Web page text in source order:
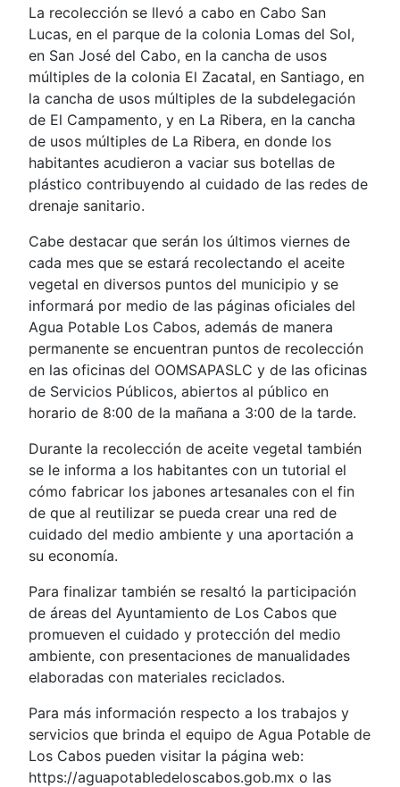
La recolección se llevó a cabo en Cabo San
Lucas, en el parque de la colonia Lomas del Sol,
en San José del Cabo, en la cancha de usos
múltiples de la colonia El Zacatal, en Santiago, en
la cancha de usos múltiples de la subdelegación
de El Campamento, y en La Ribera, en la cancha
de usos múltiples de La Ribera, en donde los
habitantes acudieron a vaciar sus botellas de
plástico contribuyendo al cuidado de las redes de
drenaje sanitario.
Cabe destacar que serán los últimos viernes de
cada mes que se estará recolectando el aceite
vegetal en diversos puntos del municipio y se
informará por medio de las páginas oficiales del
Agua Potable Los Cabos, además de manera
permanente se encuentran puntos de recolección
en las oficinas del OOMSAPASLC y de las oficinas
de Servicios Públicos, abiertos al público en
horario de 8:00 de la mañana a 3:00 de la tarde.
Durante la recolección de aceite vegetal también
se le informa a los habitantes con un tutorial el
cómo fabricar los jabones artesanales con el fin
de que al reutilizar se pueda crear una red de
cuidado del medio ambiente y una aportación a
su economía.
Para finalizar también se resaltó la participación
de áreas del Ayuntamiento de Los Cabos que
promueven el cuidado y protección del medio
ambiente, con presentaciones de manualidades
elaboradas con materiales reciclados.
Para más información respecto a los trabajos y
servicios que brinda el equipo de Agua Potable de
Los Cabos pueden visitar la página web:
https://aguapotabledeloscabos.gob.mx o las